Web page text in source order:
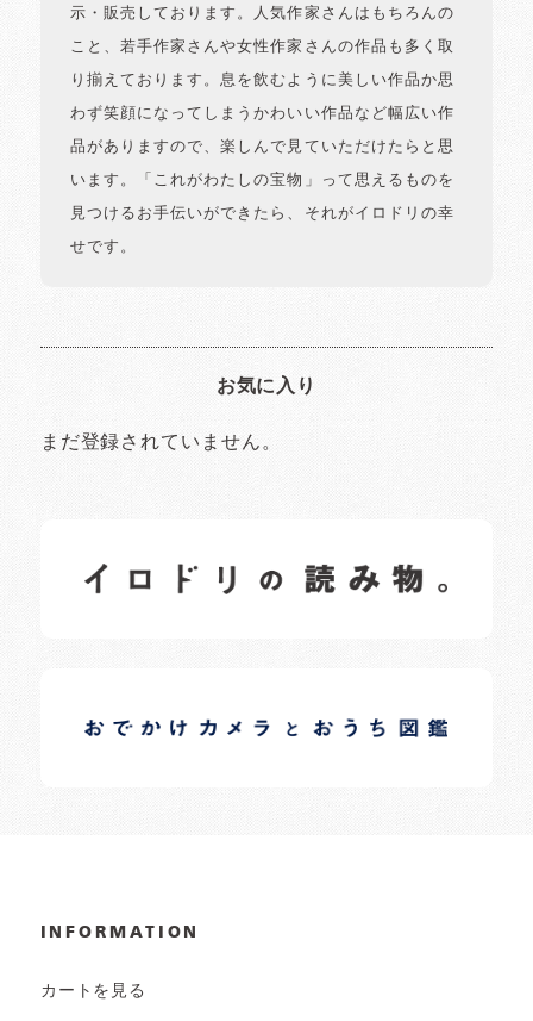
示・販売しております。人気作家さんはもちろんの
こと、若手作家さんや女性作家さんの作品も多く取
り揃えております。息を飲むように美しい作品か思
わず笑顔になってしまうかわいい作品など幅広い作
品がありますので、楽しんで見ていただけたらと思
います。「これがわたしの宝物」って思えるものを
見つけるお手伝いができたら、それがイロドリの幸
せです。
お気に入り
まだ登録されていません。
日常の様子など随時更新中です。
日常の様子など随時更新中です。
INFORMATION
カートを見る